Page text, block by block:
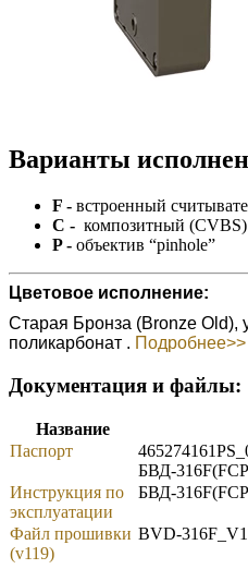
Варианты
F - встроенный
C - композитный (CVBS)
P - объектив “pinhole”
Цветовое исполнение:
Старая Бронза (Bronze Old),
поликарбонат . Подробнее>>
Документация и файлы:
Название
Паспорт
БВД-
Инструкция по
эксплуатации
БВД-
Файл прошивки
(v119)
BVD-